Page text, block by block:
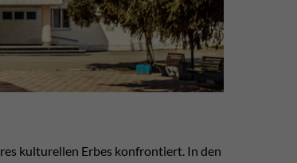
kulturellen Erbes konfrontiert. In den